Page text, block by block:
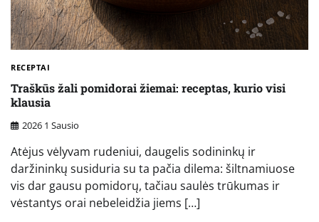
RECEPTAI
Traškūs žali pomidorai žiemai: receptas, kurio visi
klausia
2026 1 Sausio
Atėjus vėlyvam rudeniui, daugelis sodininkų ir
daržininkų susiduria su ta pačia dilema: šiltnamiuose
vis dar gausu pomidorų, tačiau saulės trūkumas ir
vėstantys orai nebeleidžia jiems […]